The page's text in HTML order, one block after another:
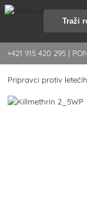
+421 915 420 295 |
Pripravci protiv